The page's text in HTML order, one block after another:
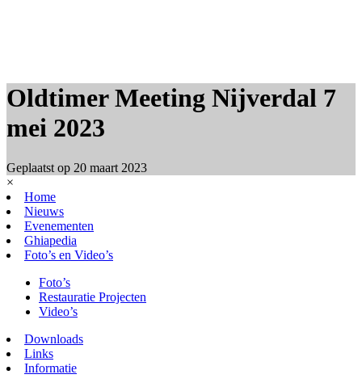
Oldtimer Meeting Nijverdal 7
mei 2023
Geplaatst op 20 maart 2023
×
Home
Nieuws
Evenementen
Ghiapedia
Foto’s en Video’s
Foto’s
Restauratie Projecten
Video’s
Downloads
Links
Informatie